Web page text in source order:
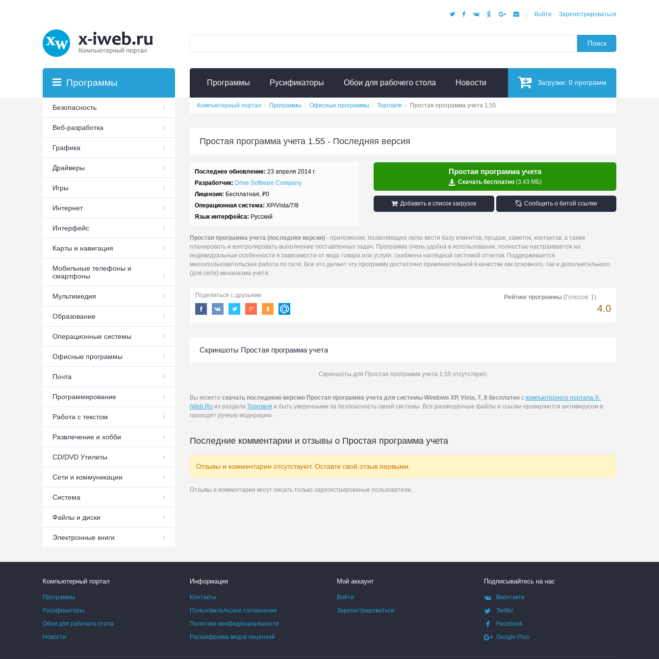
Войти Зарегистрироваться
Поиск
Программы Русификаторы Обои для рабочего стола Новости Загрузки: 0 программ
Компьютерный портал Программы Офисные программы Торговля Простая программа учета 1.55
Простая программа учета 1.55 - Последняя версия
Последнее обновление: 23 апреля 2014 г.
Разработчик: Drive Software Company
Лицензия: Бесплатная, ₽0
Операционная система: XP/Vista/7/8
Язык интерфейса: Русский
Простая программа учета
Скачать бесплатно (3.43 МБ)
Добавить в список загрузок Сообщить о битой ссылке
Простая программа учета (последняя версия) - приложение, позволяющее легко вести базу клиентов, продаж, заметок, контактов, а также
планировать и контролировать выполнение поставленных задач. Программа очень удобна в использовании, полностью настраивается на
индивидуальные особенности в зависимости от вида товара или услуги, снабжена наглядной системой отчетов. Поддерживается
многопользовательская работа по сети. Все это делает эту программу достаточно привлекательной в качестве как основного, так и дополнительного
(для себя) механизма учета.
Поделиться с друзьями Рейтинг программы (Голосов: 1)
4.0
Скриншоты Простая программа учета
Скриншоты для Простая программа учета 1.55 отсутствуют.
Вы можете скачать последнюю версию Простая программа учета для системы Windows XP, Vista, 7, 8 бесплатно с компьютерного портала X-
iWeb.Ru из раздела Торговля и быть уверенными за безопасность своей системы. Все размещённые файлы и ссылки проверяются антивирусом и
проходят ручную модерацию.
Последние комментарии и отзывы о Простая программа учета
Отзывы и комментарии отсутствуют. Оставте свой отзыв первыми.
Отзывы и комментарии могут писать только зарегистрированые пользователи.
Программы
Безопасность
Веб-разработка
Графика
Драйверы
Игры
Интернет
Интерфейс
Карты и навигация
Мобильные телефоны и
смартфоны
Мультимедия
Образование
Операционные системы
Офисные программы
Почта
Программирование
Работа с текстом
Развлечение и хобби
СD/DVD Утилиты
Сети и коммуникации
Система
Файлы и диски
Электронные книги
Компьютерный портал
Программы
Русификаторы
Обои для рабочего стола
Новости
Информация
Контакты
Пользовательское соглашение
Политика конфиденциальности
Расшифровка видов лицензий
Мой аккаунт
Войти
Зарегистрироваться
Подписывайтесь на нас
Вконтакте
Twitter
Facebook
Google Plus